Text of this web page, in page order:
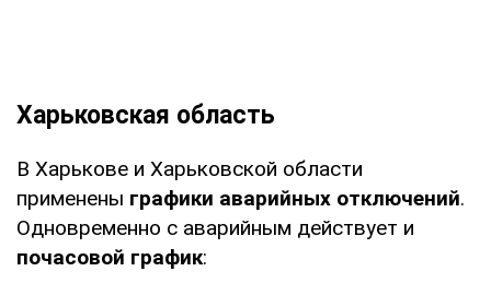
Харьковская область
В Харькове и Харьковской области
применены графики аварийных отключений.
Одновременно с аварийным действует и
почасовой график: